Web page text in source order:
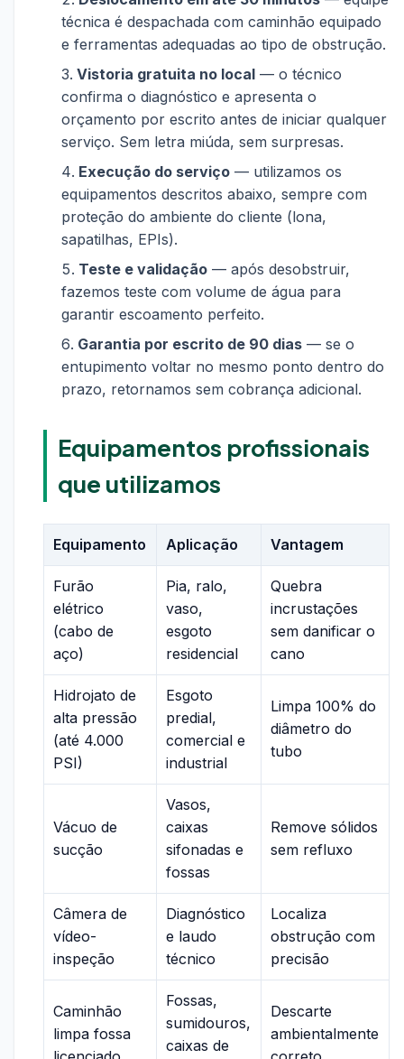
técnica é despachada com caminhão equipado
e ferramentas adequadas ao tipo de obstrução.
Vistoria gratuita no local — o técnico
confirma o diagnóstico e apresenta o
orçamento por escrito antes de iniciar qualquer
serviço. Sem letra miúda, sem surpresas.
Execução do serviço — utilizamos os
equipamentos descritos abaixo, sempre com
proteção do ambiente do cliente (lona,
sapatilhas, EPIs).
Teste e validação — após desobstruir,
fazemos teste com volume de água para
garantir escoamento perfeito.
Garantia por escrito de 90 dias — se o
entupimento voltar no mesmo ponto dentro do
prazo, retornamos sem cobrança adicional.
Equipamentos profissionais
que utilizamos
Equipamento Aplicação Vantagem
Furão
elétrico
(cabo de
aço)
Pia, ralo,
vaso,
esgoto
residencial
Quebra
incrustações
sem danificar o
cano
Hidrojato de
alta pressão
(até 4.000
PSI)
Esgoto
predial,
comercial e
industrial
Limpa 100% do
diâmetro do
tubo
Vácuo de
sucção
Vasos,
caixas
sifonadas e
fossas
Remove sólidos
sem refluxo
Câmera de
vídeo-
inspeção
Diagnóstico
e laudo
técnico
Localiza
obstrução com
precisão
Caminhão
limpa fossa
Fossas,
sumidouros,
caixas de
Descarte
ambientalmente